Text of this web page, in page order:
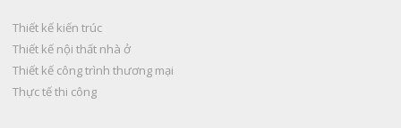
Thiết kế kiến trúc
Thiết kế nội thất nhà ở
Thiết kế công trình thương mại
Thực tế thi công